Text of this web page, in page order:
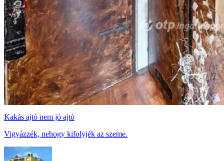
Kakás ajtó nem jó ajtó
Vigyázzék, nehogy kifolyjék az szeme.